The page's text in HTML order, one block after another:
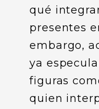
qué
presentes
embargo,
ya
figuras
quien